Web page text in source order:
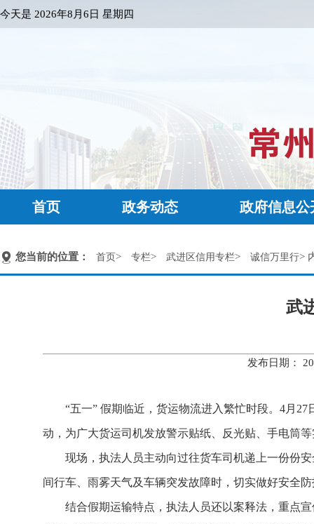
今天是 2026年8月6日 星期四
首页 政务动态 政府信息公
您当前的位置： 首页> 专栏> 武进区信用专栏> 诚信万里行>
武
发布日期：
“五一” 假期临近，货运物流进入繁忙时段。4月
动，为广大货运司机发放警示贴纸、反光贴、手电筒
现场，执法人员主动向过往货车司机递上一份份
间行车、雨雾天气及车辆突发故障时，切实做好安全
结合假期运输特点，执法人员还以案释法，重点